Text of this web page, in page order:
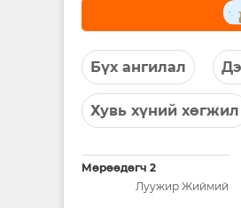
Бүх ангилал
Хувь хүний хөгжил
Мөрөөдөгч 2
Луужир Жиймий